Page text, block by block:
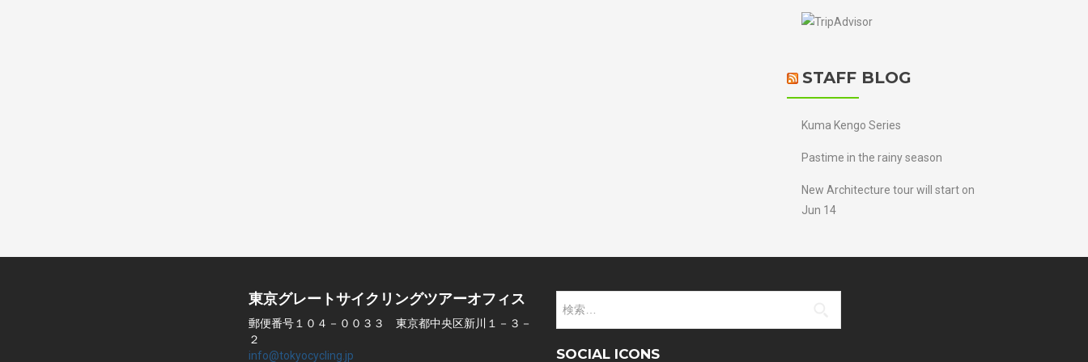
STAFF BLOG
Kuma Kengo Series
Pastime in the rainy season
New Architecture tour will start on
Jun 14
東京グレートサイクリングツアーオフィス
郵便番号１０４－００３３ 東京都中央区新川１－３－
２
info@tokyocycling.jp
索:
SOCIAL ICONS